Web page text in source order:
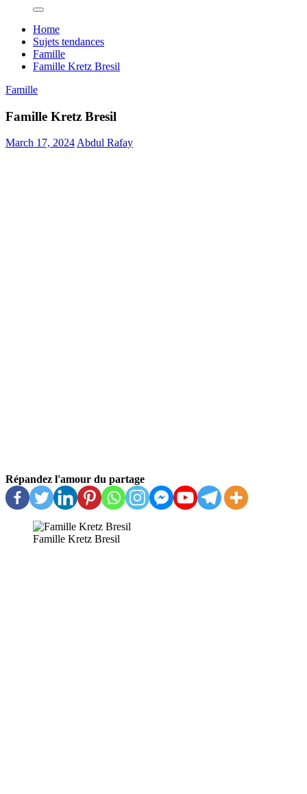
Home
Sujets tendances
Famille
Famille Kretz Bresil
Famille
Famille Kretz Bresil
March 17, 2024Abdul Rafay
Répandez l'amour du partage
Famille Kretz Bresil